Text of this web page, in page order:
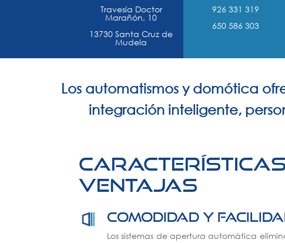
Travesía Doctor
Marañón, 10
13730 Santa Cruz de
Mudela
926 331 319
650 586 303
Los automatismos y domótica
integración inteligente,
ventajas
Comodidad y
Los sistemas de apertura automática